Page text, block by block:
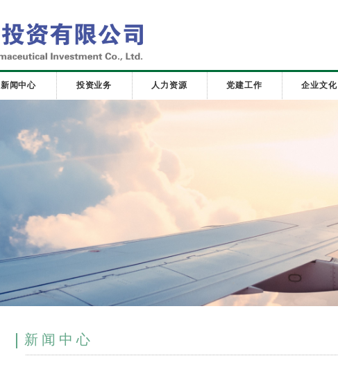
新闻中心 投资业务 人力资源 党建工作 企业文化
新闻中心